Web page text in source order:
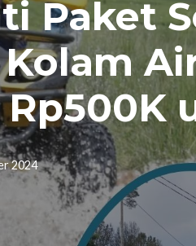
Paket
Rp500K
2024